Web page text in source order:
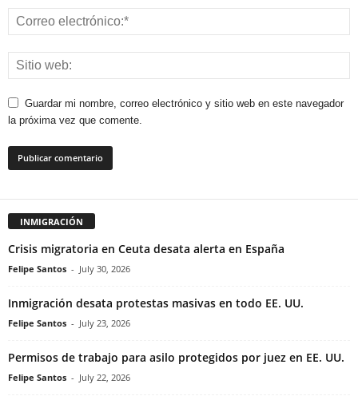
Guardar mi nombre, correo electrónico y sitio web en este navegador
la próxima vez que comente.
INMIGRACIÓN
Crisis migratoria en Ceuta desata alerta en España
Felipe Santos - July 30, 2026
Inmigración desata protestas masivas en todo EE. UU.
Felipe Santos - July 23, 2026
Permisos de trabajo para asilo protegidos por juez en EE. UU.
Felipe Santos - July 22, 2026